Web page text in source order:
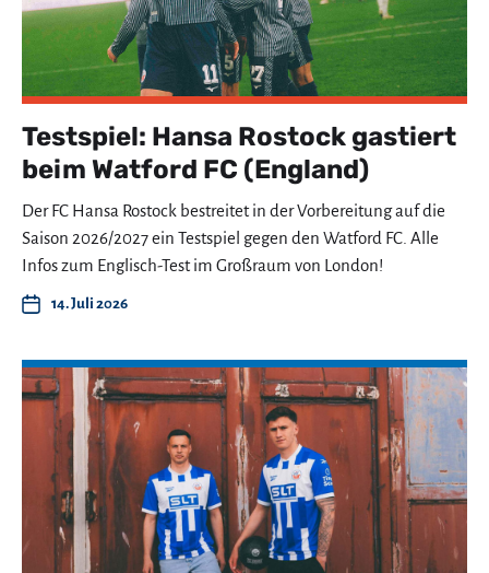
Testspiel: Hansa Rostock gastiert
beim Watford FC (England)
Der FC Hansa Rostock bestreitet in der Vorbereitung auf die
Saison 2026/2027 ein Testspiel gegen den Watford FC. Alle
Infos zum Englisch-Test im Großraum von London!
14. Juli 2026